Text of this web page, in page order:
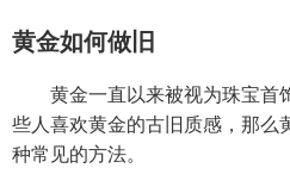
黄金如何做旧
黄金一直以来被视为珠宝首
些人喜欢黄金的古旧质感，那么
种常见的方法。